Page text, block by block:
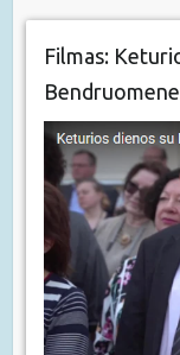
Filmas:
Bendruomene